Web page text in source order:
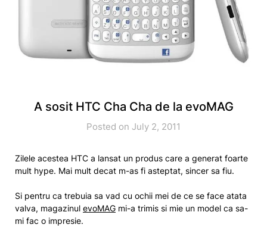
A sosit HTC Cha Cha de la evoMAG
Posted on July 2, 2011
Zilele acestea HTC a lansat un produs care a generat foarte
mult hype. Mai mult decat m-as fi asteptat, sincer sa fiu.
Si pentru ca trebuia sa vad cu ochii mei de ce se face atata
valva, magazinul evoMAG mi-a trimis si mie un model ca sa-
mi fac o impresie.